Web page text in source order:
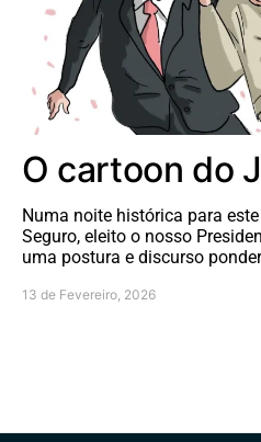
O cartoon do
Numa noite histórica para
Seguro, eleito o nosso
uma postura e discurso
13 de Fevereiro, 2026